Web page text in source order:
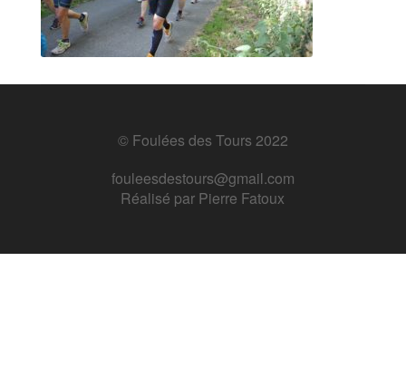
© Foulées des Tours 2022
fouleesdestours@gmail.com
Réalisé par Pierre Fatoux